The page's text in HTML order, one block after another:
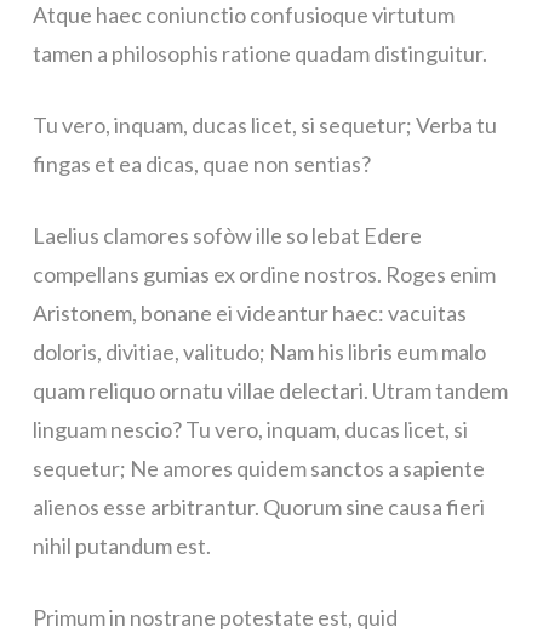
Atque haec coniunctio confusioque virtutum
tamen a philosophis ratione quadam distinguitur.
Tu vero, inquam, ducas licet, si sequetur; Verba tu
fingas et ea dicas, quae non sentias?
Laelius clamores sofòw ille so lebat Edere
compellans gumias ex ordine nostros. Roges enim
Aristonem, bonane ei videantur haec: vacuitas
doloris, divitiae, valitudo; Nam his libris eum malo
quam reliquo ornatu villae delectari. Utram tandem
linguam nescio? Tu vero, inquam, ducas licet, si
sequetur; Ne amores quidem sanctos a sapiente
alienos esse arbitrantur. Quorum sine causa fieri
nihil putandum est.
Primum in nostrane potestate est, quid